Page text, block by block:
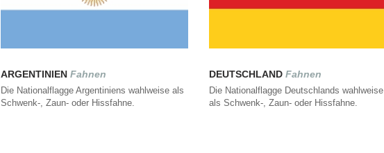
ARGENTINIEN Fahnen
Die Nationalflagge Argentiniens wahlweise als
Schwenk-, Zaun- oder Hissfahne.
DEUTSCHLAND Fahnen
Die Nationalflagge Deutschlands wahlweise
als Schwenk-, Zaun- oder Hissfahne.